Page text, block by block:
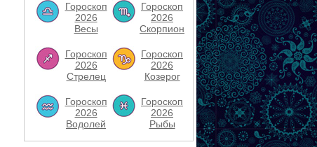
Гороскоп
2026
Весы
Гороскоп
2026
Скорпион
Гороскоп
2026
Стрелец
Гороскоп
2026
Козерог
Гороскоп
2026
Водолей
Гороскоп
2026
Рыбы